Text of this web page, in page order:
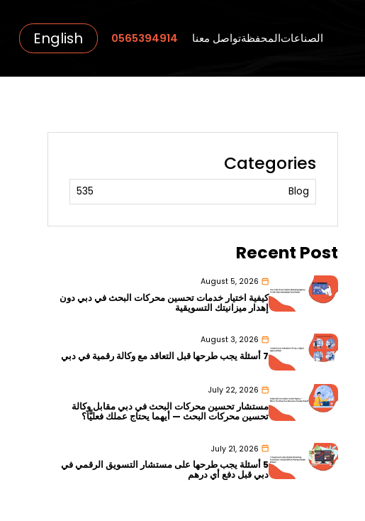
الصناعاتالمحفظةتواصل معنا 0565394914
English
Categories
Blog
535
Recent Post
August 5, 2026
كيفية اختيار خدمات تحسين محركات البحث في دبي دون
إهدار ميزانيتك التسويقية
August 3, 2026
7 أسئلة يجب طرحها قبل التعاقد مع وكالة رقمية في دبي
July 22, 2026
مستشار تحسين محركات البحث في دبي مقابل وكالة
تحسين محركات البحث — أيهما يحتاج عملك فعليًّا؟
July 21, 2026
5 أسئلة يجب طرحها على مستشار التسويق الرقمي في
دبي قبل دفع أي درهم